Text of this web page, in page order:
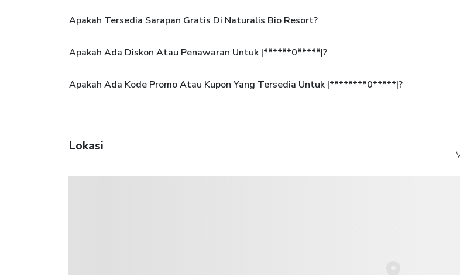
Apakah Tersedia Sarapan Gratis Di Naturalis Bio Resort?
Apakah Ada Diskon Atau Penawaran Untuk |******0*****|?
Apakah Ada Kode Promo Atau Kupon Yang Tersedia Untuk |********0*****|?
Lokasi